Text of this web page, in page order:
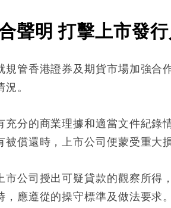
聲明 打擊上市發
管香港證券及期貨市場加強合
。
分的商業理據和適當文件紀
償還時，上市公司便蒙受重大損
公司授出可疑貸款的觀察所得
應遵從的操守標準及做法要求。